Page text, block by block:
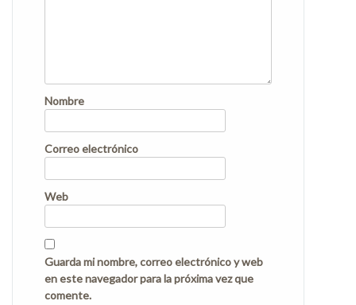
Nombre
Correo electrónico
Web
Guarda mi nombre, correo electrónico y web
en este navegador para la próxima vez que
comente.